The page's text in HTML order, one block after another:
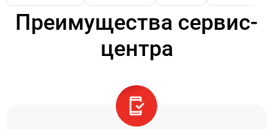
Преимущества сервис-
центра